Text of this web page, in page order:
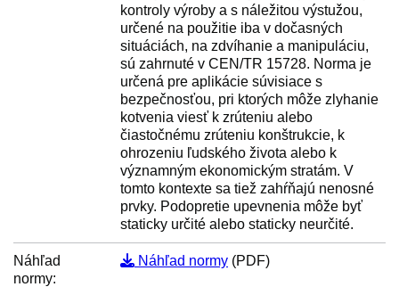
kontroly výroby a s náležitou výstužou,
určené na použitie iba v dočasných
situáciách, na zdvíhanie a manipuláciu,
sú zahrnuté v CEN/TR 15728. Norma je
určená pre aplikácie súvisiace s
bezpečnosťou, pri ktorých môže zlyhanie
kotvenia viesť k zrúteniu alebo
čiastočnému zrúteniu konštrukcie, k
ohrozeniu ľudského života alebo k
významným ekonomickým stratám. V
tomto kontexte sa tiež zahŕňajú nenosné
prvky. Podopretie upevnenia môže byť
staticky určité alebo staticky neurčité.
Náhľad
normy:
Náhľad normy (PDF)